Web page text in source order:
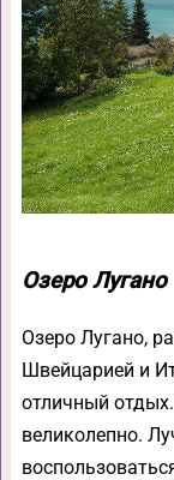
Озеро Лугано
Озеро Лугано,
Швейцарией и
отличный
великолепно.